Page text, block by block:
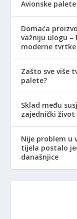
Avionske
Domaća
važniju ulogu –
moderne tvrtke
Zašto sve više
palete?
Sklad među
zajednički život
Nije problem u
tijela postalo
današnjice